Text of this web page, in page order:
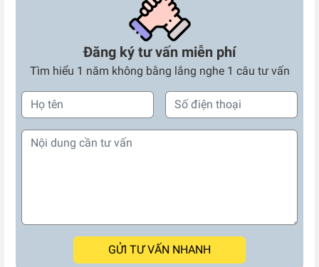
Đăng ký tư vấn miễn phí
Tìm hiểu 1 năm không bằng lắng nghe 1 câu tư vấn
GỬI TƯ VẤN NHANH